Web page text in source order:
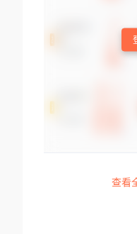
查看